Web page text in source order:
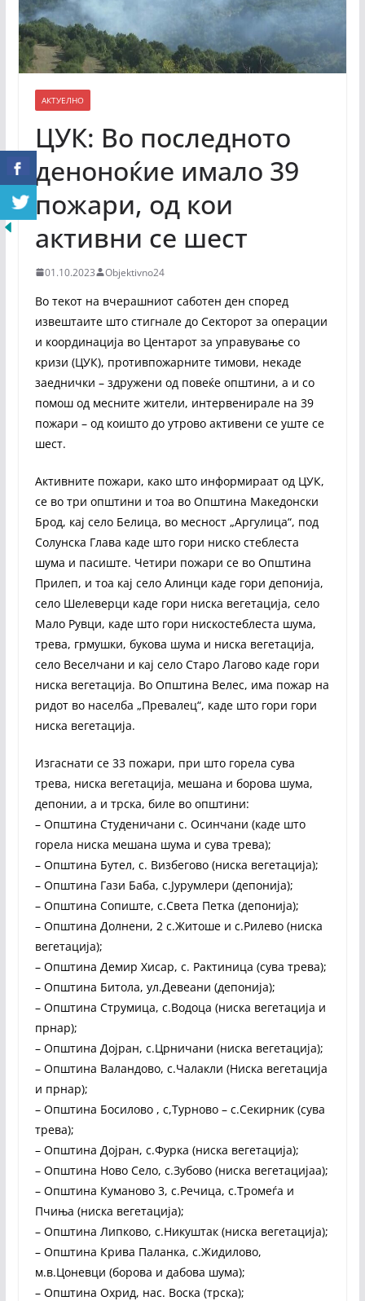
АКТУЕЛНО
ЦУК: Во последното
деноноќие имало 39
пожари, од кои
активни се шест
01.10.2023 Objektivno24
Во текот на вчерашниот саботен ден според
извештаите што стигнале до Секторот за операции
и координација во Центарот за управување со
кризи (ЦУК), противпожарните тимови, некаде
заеднички – здружени од повеќе општини, а и со
помош од месните жители, интервенирале на 39
пожари – од коишто до утрово активени се уште се
шест.
Активните пожари, како што информираат од ЦУК,
се во три општини и тоа во Општина Македонски
Брод, кај село Белица, во месност „Аргулица“, под
Солунска Глава каде што гори ниско стеблеста
шума и пасиште. Четири пожари се во Општина
Прилеп, и тоа кај село Алинци каде гори депонија,
село Шелеверци каде гори ниска вегетација, село
Мало Рувци, каде што гори нискостеблеста шума,
трева, грмушки, букова шума и ниска вегетација,
село Веселчани и кај село Старо Лагово каде гори
ниска вегетација. Во Oпштина Велес, има пожар на
ридот во населба „Превалец“, каде што гори гори
ниска вегетација.
Изгаснати се 33 пожари, при што горела сува
трева, ниска вегетација, мешана и борова шума,
депонии, а и трска, биле во општини:
– Општина Студеничани с. Осинчани (каде што
горела ниска мешана шума и сува трева);
– Општина Бутел, с. Визбегово (ниска вегетација);
– Општина Гази Баба, с.Јурумлери (депонија);
– Општина Сопиште, с.Света Петка (депонија);
– Општина Долнени, 2 с.Житоше и с.Рилево (ниска
вегетација);
– Општина Демир Хисар, с. Рактиница (сува трева);
– Општина Битола, ул.Девеани (депонија);
– Општина Струмица, с.Водоца (ниска вегетација и
прнар);
– Општина Дојран, с.Црничани (ниска вегетација);
– Општина Валандово, с.Чалакли (Ниска вегетација
и прнар);
– Општина Босилово , с,Турново – с.Секирник (сува
трева);
– Општина Дојран, с.Фурка (ниска вегетација);
– Општина Ново Село, с.Зубово (ниска вегетацијаа);
– Општина Куманово 3, с.Речица, с.Тромеѓа и
Пчиња (ниска вегетација);
– Општина Липково, с.Никуштак (ниска вегетација);
– Општина Крива Паланка, с.Жидилово,
м.в.Цоневци (борова и дабова шума);
– Општина Охрид, нас. Воска (трска);